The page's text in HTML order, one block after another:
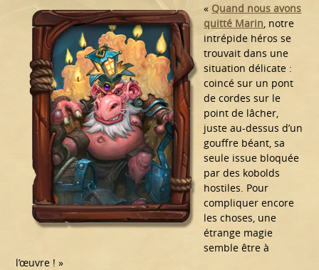
« Quand nous avons
quitté Marin , notre
intrépide héros se
trouvait dans une
situation délicate :
coincé sur un pont
de cordes sur le
point de lâcher,
juste au-dessus d’un
gouffre béant, sa
seule issue bloquée
par des kobolds
hostiles. Pour
compliquer encore
les choses, une
étrange magie
semble être à
l’œuvre ! »